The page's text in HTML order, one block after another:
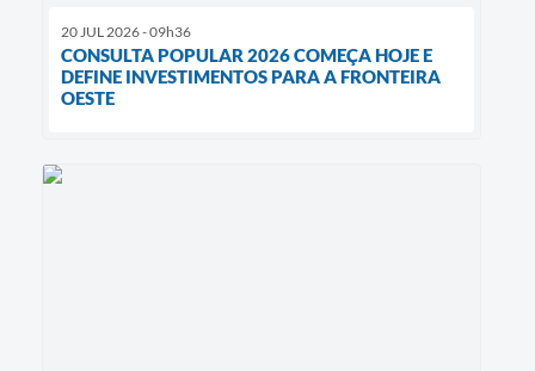
20 JUL 2026 - 09h36
CONSULTA POPULAR 2026 COMEÇA HOJE E
DEFINE INVESTIMENTOS PARA A FRONTEIRA
OESTE